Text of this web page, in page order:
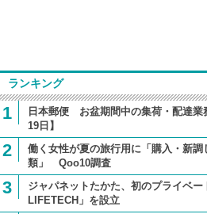
ランキング
1
日本郵便 お盆期間中の集荷・配達業
19日】
2
働く女性が夏の旅行用に「購入・新
類」 Qoo10調査
3
ジャパネットたかた、初のプライベ
LIFETECH」を設立